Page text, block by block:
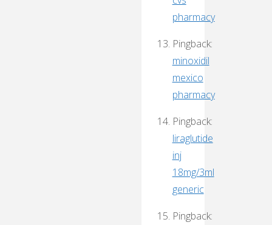
pharmacy
Pingback:
minoxidil
mexico
pharmacy
Pingback:
liraglutide
inj
18mg/3ml
generic
Pingback: